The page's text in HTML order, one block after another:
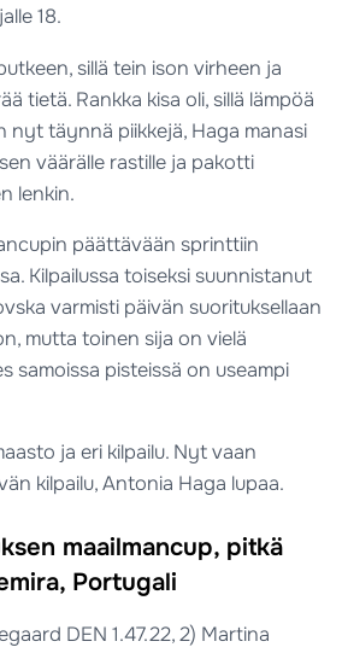
18.
sillä tein ison virheen ja
tietä. Rankka kisa oli, sillä lämpöä
nyt täynnä piikkejä, Haga manasi
väärälle rastille ja pakotti
lenkin.
päättävään sprinttiin
Kilpailussa toiseksi suunnistanut
varmisti päivän suorituksellaan
mutta toinen sija on vielä
samoissa pisteissä on useampi
ja eri kilpailu. Nyt vaan
kilpailu, Antonia Haga lupaa.
maailmancup, pitkä
Portugali
DEN 1.47.22, 2) Martina